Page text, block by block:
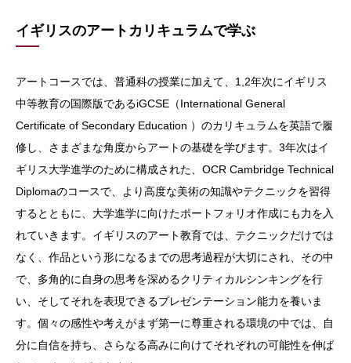
イギリスのアートカリキュラムで学ぶ
アートコースでは、普通科の授業に加えて、1,2年次にイギリス
中等教育の国際版であるiGCSE（International General
Certificate of Secondary Education ）のカリキュラムを英語で履
修し、さまざまな角度からアートの基礎を学びます。3年次はイ
ギリス大学進学のために構成された、OCR Cambridge Technical
Diplomaのコースで、より高度な美術の知識やテクニックを習得
するとともに、大学進学に向けたポートフォリオ作成にも力を入
れていきます。イギリスのアート教育では、テクニックだけでは
なく、作品という形になるまでの思考過程が大切にされ、その中
で、多角的に自身の思考を深めるクリティカルシンキングを行
い、そしてそれを表現できるプレゼンテーション能力を養いま
す。個々の感性や考えがまず第一に尊重される環境の中では、自
分に自信を持ち、さらなる高みに向けてそれぞれの可能性を伸ば